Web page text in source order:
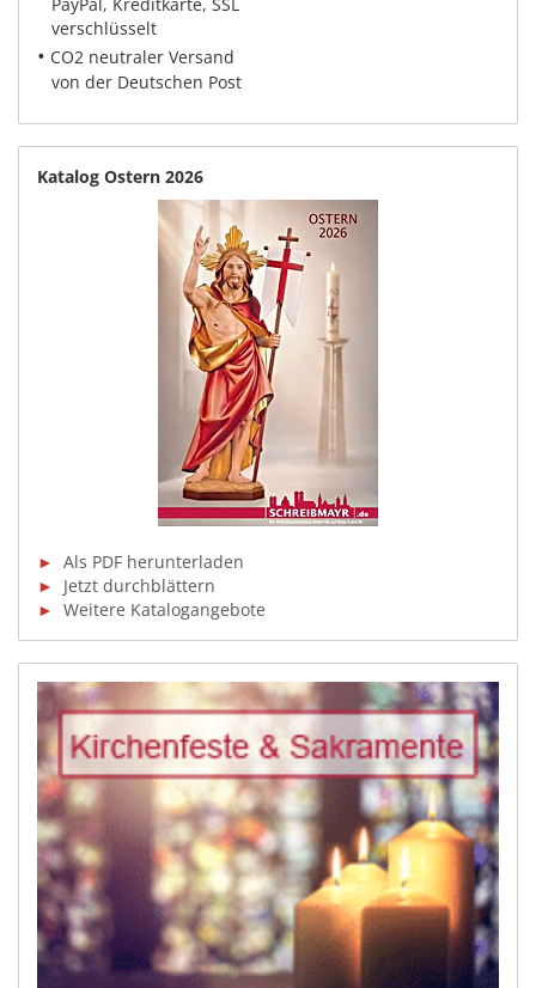
verschlüsselt
• CO2 neutraler Versand
von der Deutschen Post
Katalog Ostern 2026
► Als PDF herunterladen
►
Jetzt durchblättern
► Weitere Katalogangebote